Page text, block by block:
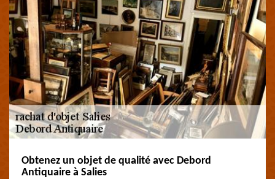
Obtenez un objet de qualité avec Debord
Antiquaire à Salies